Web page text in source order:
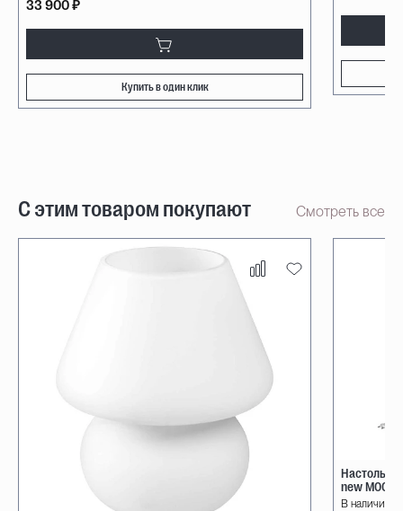
33 900 ₽
Купить в один клик
С этим товаром покупают Смотреть все
new
В наличии 3